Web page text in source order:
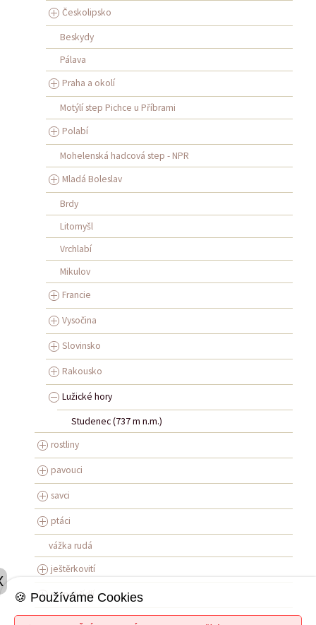
Českolipsko
Beskydy
Pálava
Praha a okolí
Motýlí step Pichce u Příbrami
Polabí
Mohelenská hadcová step - NPR
Mladá Boleslav
Brdy
Litomyšl
Vrchlabí
Mikulov
Francie
Vysočina
Slovinsko
Rakousko
Lužické hory
Studenec (737 m n.m.)
rostliny
pavouci
savci
ptáci
vážka rudá
ještěrkovití
rovnokřídlí
obojživelníci
🍪 Používáme Cookies